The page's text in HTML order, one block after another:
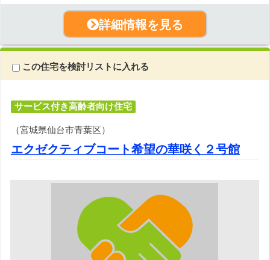
詳細情報を見る
この住宅を検討リストに入れる
サービス付き高齢者向け住宅
（宮城県仙台市青葉区）
エクゼクティブコート希望の華咲く２号館